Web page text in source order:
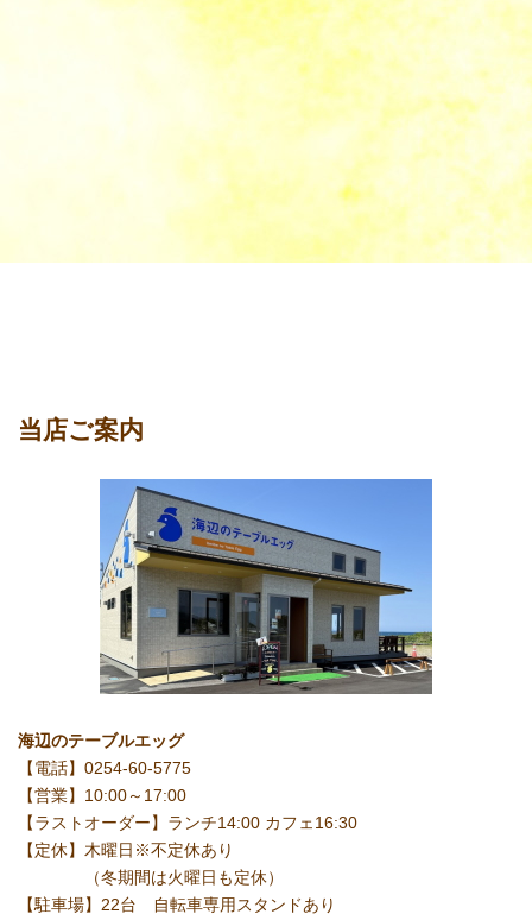
当店ご案内
海辺のテーブルエッグ
【電話】0254-60-5775
【営業】10:00～17:00
【ラストオーダー】ランチ14:00 カフェ16:30
【定休】木曜日※不定休あり
（冬期間は火曜日も定休）
【駐車場】22台 自転車専用スタンドあり